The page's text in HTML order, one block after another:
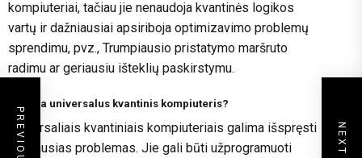
kompiuteriai, tačiau jie nenaudoja kvantinės logikos
vartų ir dažniausiai apsiriboja optimizavimo problemų
sprendimu, pvz., Trumpiausio pristatymo maršruto
radimu ar geriausiu išteklių paskirstymu.
Kas yra universalus kvantinis kompiuteris?
Universaliais kvantiniais kompiuteriais galima išspręsti
įvairiausias problemas. Jie gali būti užprogramuoti